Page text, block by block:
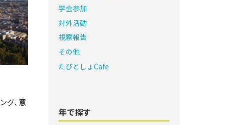
グ、意
学会参加
対外活動
視察報告
その他
たびとしょCafe
年で探す